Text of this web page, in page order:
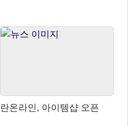
란온라인, 아이템샵 오픈